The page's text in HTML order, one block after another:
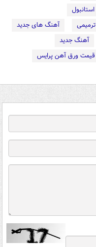
آهنگ های جدید
آهنگ جدید
قیمت ورق آهن پرایس